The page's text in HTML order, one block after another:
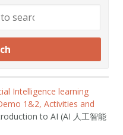
Intelligence learning
1&2, Activities and
to AI (AI 人工智能